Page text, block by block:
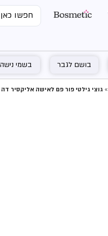
בושם לגבר בשמי נישה
גוצי גילטי פור פם לאישה אליקסיר דה